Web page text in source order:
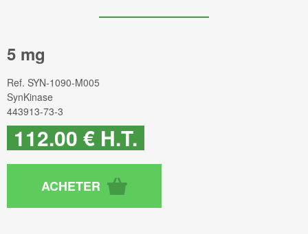
5 mg
Ref. SYN-1090-M005
SynKinase
443913-73-3
112.00 € H.T.